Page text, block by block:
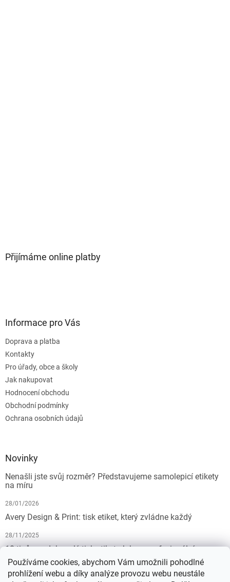
Používáme cookies, abychom Vám umožnili pohodlné
prohlížení webu a díky analýze provozu webu neustále
Přijímáme online platby
Informace pro Vás
Doprava a platba
Kontakty
Pro úřady, obce a školy
Jak nakupovat
Hodnocení obchodu
Obchodní podmínky
Ochrana osobních údajů
Novinky
Nenašli jste svůj rozměr? Představujeme samolepicí etikety
na míru
28/01/2026
Avery Design & Print: tisk etiket, který zvládne každý
28/11/2025
10 tipů pro dokonalý tisk etiket: Jak na profesionální
výsledek bez starostí
19/07/2025